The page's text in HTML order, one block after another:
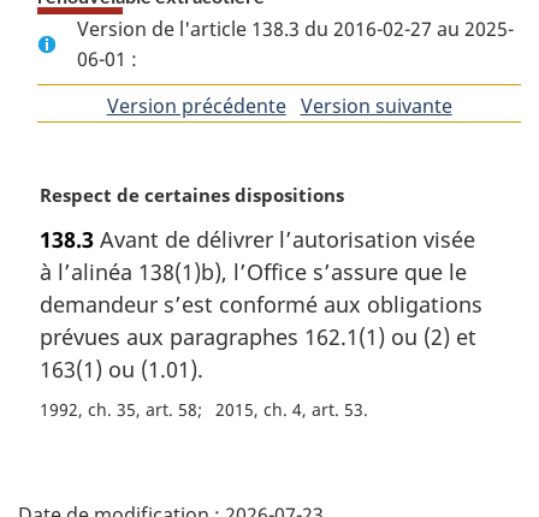
Version de l'article 138.3 du 2016-02-27 au 2025-
06-01 :
Version précédentedeVersion suivantede
N
t
e
m
a
r
g
i
Respect de certaines dispositions
138.3 Avant de délivrer l’autorisation visée
à l’alinéa 138(1)b), l’Office s’assure que le
demandeur s’est conformé aux obligations
prévues aux paragraphes 162.1(1) ou (2) et
163(1) ou (1.01).
1992, ch. 35, art. 58 2015, ch. 4, art. 53